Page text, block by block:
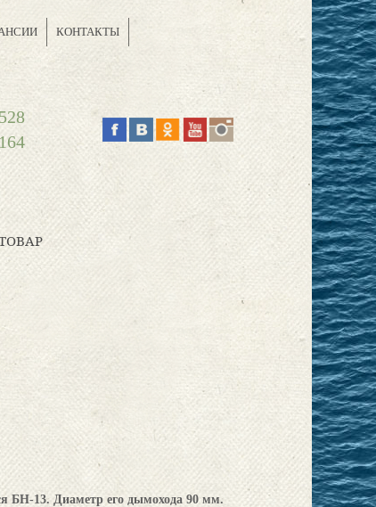
КОНТАКТЫ
БН-13. Диаметр его дымохода 90 мм.